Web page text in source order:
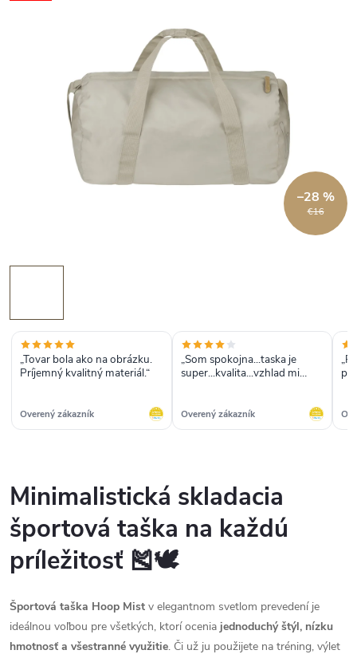
€16
–28 %
„Tovar bola ako na obrázku.
Príjemný kvalitný materiál.“
Overený zákazník
„Som spokojna...taska je
super...kvalita...vzhlad mi
Overený zákazník
Minimalistická skladacia
športová taška na každú
príležitosť 🎽🕊️
Športová taška Hoop Mist v elegantnom svetlom prevedení je
ideálnou voľbou pre všetkých, ktorí ocenia jednoduchý štýl, nízku
hmotnosť a všestranné využitie. Či už ju použijete na tréning, výlet